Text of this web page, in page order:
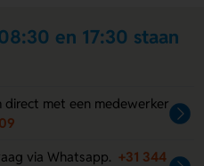
en 17:30 staan
direct met een medewerker
via Whatsapp. +31 344